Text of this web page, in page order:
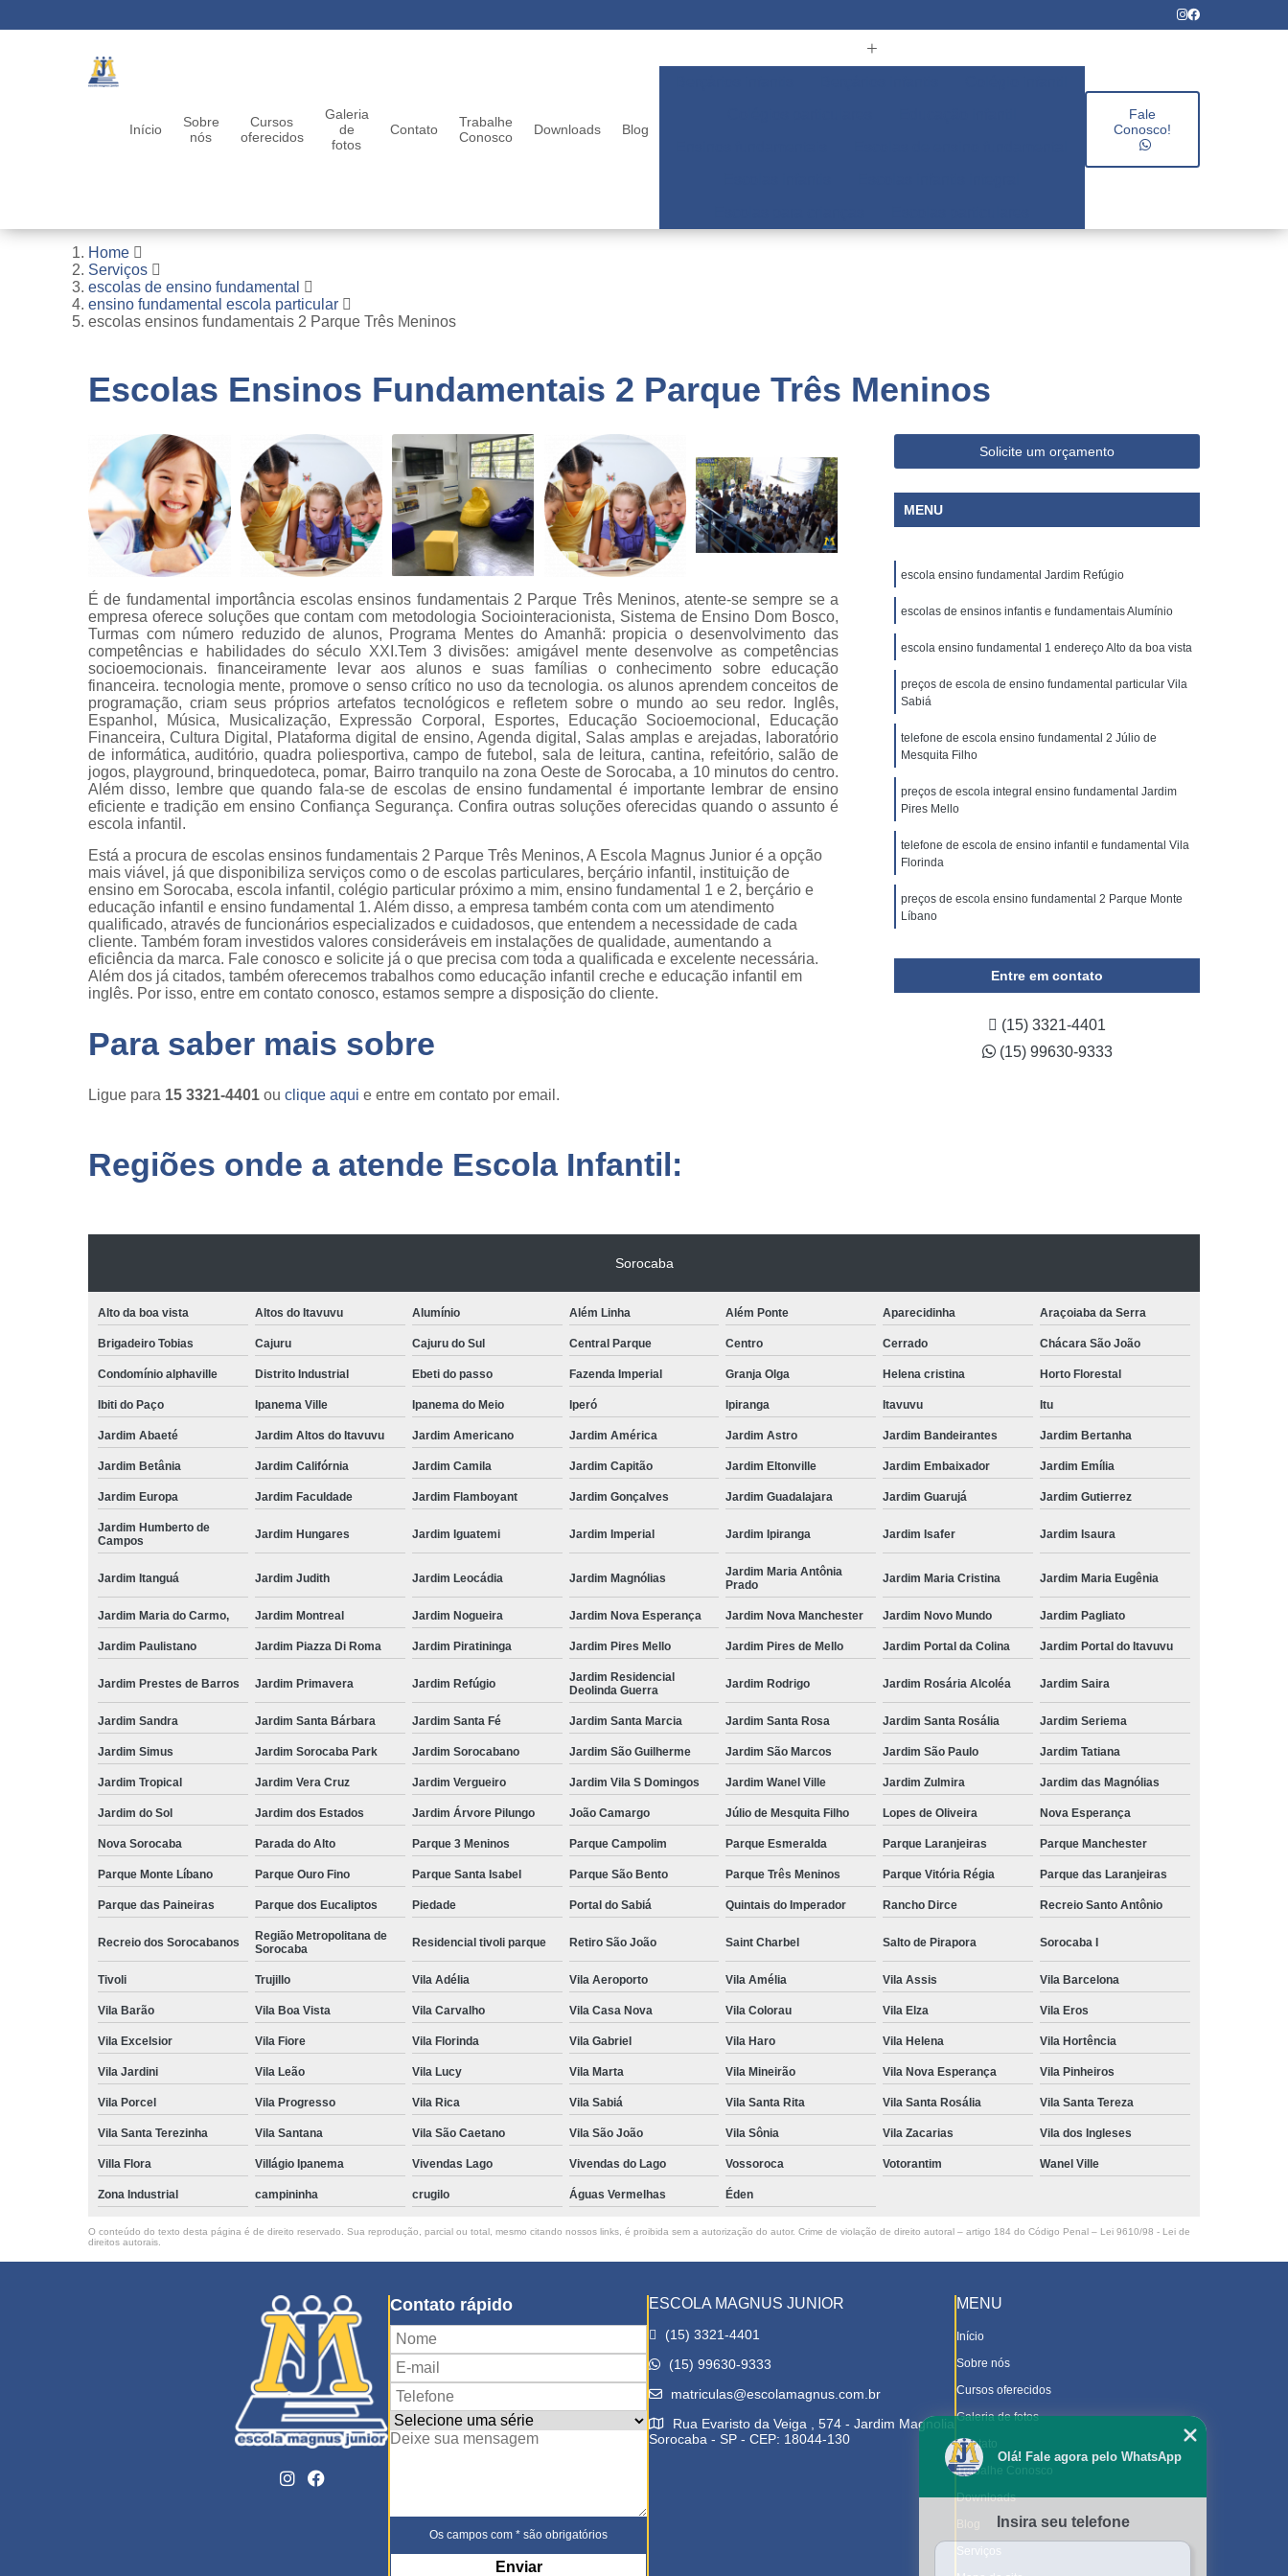
Início
Sobre
nós
Cursos
oferecidos
Galeria
de
fotos
Contato
Trabalhe
Conosco
Downloads Blog
Fale
Conosco!
Home
Serviços
escolas de ensino fundamental
ensino fundamental escola particular
escolas ensinos fundamentais 2 Parque Três Meninos
Escolas Ensinos Fundamentais 2 Parque Três Meninos
É de fundamental importância escolas ensinos fundamentais 2 Parque Três Meninos, atente-se sempre se a
empresa oferece soluções que contam com metodologia Sociointeracionista, Sistema de Ensino Dom Bosco,
Turmas com número reduzido de alunos, Programa Mentes do Amanhã: propicia o desenvolvimento das
competências e habilidades do século XXI.Tem 3 divisões: amigável mente desenvolve as competências
socioemocionais. financeiramente levar aos alunos e suas famílias o conhecimento sobre educação
financeira. tecnologia mente, promove o senso crítico no uso da tecnologia. os alunos aprendem conceitos de
programação, criam seus próprios artefatos tecnológicos e refletem sobre o mundo ao seu redor. Inglês,
Espanhol, Música, Musicalização, Expressão Corporal, Esportes, Educação Socioemocional, Educação
Financeira, Cultura Digital, Plataforma digital de ensino, Agenda digital, Salas amplas e arejadas, laboratório
de informática, auditório, quadra poliesportiva, campo de futebol, sala de leitura, cantina, refeitório, salão de
jogos, playground, brinquedoteca, pomar, Bairro tranquilo na zona Oeste de Sorocaba, a 10 minutos do centro.
Além disso, lembre que quando fala-se de escolas de ensino fundamental é importante lembrar de ensino
eficiente e tradição em ensino Confiança Segurança. Confira outras soluções oferecidas quando o assunto é
escola infantil.
Está a procura de escolas ensinos fundamentais 2 Parque Três Meninos, A Escola Magnus Junior é a opção
mais viável, já que disponibiliza serviços como o de escolas particulares, berçário infantil, instituição de
ensino em Sorocaba, escola infantil, colégio particular próximo a mim, ensino fundamental 1 e 2, berçário e
educação infantil e ensino fundamental 1. Além disso, a empresa também conta com um atendimento
qualificado, através de funcionários especializados e cuidadosos, que entendem a necessidade de cada
cliente. Também foram investidos valores consideráveis em instalações de qualidade, aumentando a
eficiência da marca. Fale conosco e solicite já o que precisa com toda a qualificada e excelente necessária.
Além dos já citados, também oferecemos trabalhos como educação infantil creche e educação infantil em
inglês. Por isso, entre em contato conosco, estamos sempre a disposição do cliente.
Para saber mais sobre
Ligue para 15 3321-4401 ou clique aqui e entre em contato por email.
Solicite um orçamento
MENU
escola ensino fundamental Jardim Refúgio
escolas de ensinos infantis e fundamentais Alumínio
escola ensino fundamental 1 endereço Alto da boa vista
preços de escola de ensino fundamental particular Vila
Sabiá
telefone de escola ensino fundamental 2 Júlio de
Mesquita Filho
preços de escola integral ensino fundamental Jardim
Pires Mello
telefone de escola de ensino infantil e fundamental Vila
Florinda
preços de escola ensino fundamental 2 Parque Monte
Líbano
Entre em contato
(15) 3321-4401
(15) 99630-9333
Regiões onde a atende Escola Infantil:
Sorocaba
Alto da boa vista Altos do Itavuvu Alumínio Além Linha Além Ponte Aparecidinha Araçoiaba da Serra
Brigadeiro Tobias Cajuru Cajuru do Sul Central Parque Centro Cerrado Chácara São João
Condomínio alphaville Distrito Industrial Ebeti do passo Fazenda Imperial Granja Olga Helena cristina Horto Florestal
Ibiti do Paço Ipanema Ville Ipanema do Meio Iperó Ipiranga Itavuvu Itu
Jardim Abaeté Jardim Altos do Itavuvu Jardim Americano Jardim América Jardim Astro Jardim Bandeirantes Jardim Bertanha
Jardim Betânia Jardim Califórnia Jardim Camila Jardim Capitão Jardim Eltonville Jardim Embaixador Jardim Emília
Jardim Europa Jardim Faculdade Jardim Flamboyant Jardim Gonçalves Jardim Guadalajara Jardim Guarujá Jardim Gutierrez
Jardim Humberto de
Campos
Jardim Hungares Jardim Iguatemi Jardim Imperial Jardim Ipiranga Jardim Isafer Jardim Isaura
Jardim Itanguá Jardim Judith Jardim Leocádia Jardim Magnólias
Jardim Maria Antônia
Prado
Jardim Maria Cristina Jardim Maria Eugênia
Jardim Maria do Carmo, Jardim Montreal Jardim Nogueira Jardim Nova Esperança Jardim Nova Manchester Jardim Novo Mundo Jardim Pagliato
Jardim Paulistano Jardim Piazza Di Roma Jardim Piratininga Jardim Pires Mello Jardim Pires de Mello Jardim Portal da Colina Jardim Portal do Itavuvu
Jardim Prestes de Barros Jardim Primavera Jardim Refúgio
Jardim Residencial
Deolinda Guerra
Jardim Rodrigo Jardim Rosária Alcoléa Jardim Saira
Jardim Sandra Jardim Santa Bárbara Jardim Santa Fé Jardim Santa Marcia Jardim Santa Rosa Jardim Santa Rosália Jardim Seriema
Jardim Simus Jardim Sorocaba Park Jardim Sorocabano Jardim São Guilherme Jardim São Marcos Jardim São Paulo Jardim Tatiana
Jardim Tropical Jardim Vera Cruz Jardim Vergueiro Jardim Vila S Domingos Jardim Wanel Ville Jardim Zulmira Jardim das Magnólias
Jardim do Sol Jardim dos Estados Jardim Árvore Pilungo João Camargo Júlio de Mesquita Filho Lopes de Oliveira Nova Esperança
Nova Sorocaba Parada do Alto Parque 3 Meninos Parque Campolim Parque Esmeralda Parque Laranjeiras Parque Manchester
Parque Monte Líbano Parque Ouro Fino Parque Santa Isabel Parque São Bento Parque Três Meninos Parque Vitória Régia Parque das Laranjeiras
Parque das Paineiras Parque dos Eucaliptos Piedade Portal do Sabiá Quintais do Imperador Rancho Dirce Recreio Santo Antônio
Recreio dos Sorocabanos
Região Metropolitana de
Sorocaba
Residencial tivoli parque Retiro São João Saint Charbel Salto de Pirapora Sorocaba I
Tivoli Trujillo Vila Adélia Vila Aeroporto Vila Amélia Vila Assis Vila Barcelona
Vila Barão Vila Boa Vista Vila Carvalho Vila Casa Nova Vila Colorau Vila Elza Vila Eros
Vila Excelsior Vila Fiore Vila Florinda Vila Gabriel Vila Haro Vila Helena Vila Hortência
Vila Jardini Vila Leão Vila Lucy Vila Marta Vila Mineirão Vila Nova Esperança Vila Pinheiros
Vila Porcel Vila Progresso Vila Rica Vila Sabiá Vila Santa Rita Vila Santa Rosália Vila Santa Tereza
Vila Santa Terezinha Vila Santana Vila São Caetano Vila São João Vila Sônia Vila Zacarias Vila dos Ingleses
Villa Flora Villágio Ipanema Vivendas Lago Vivendas do Lago Vossoroca Votorantim Wanel Ville
Zona Industrial campininha crugilo Águas Vermelhas Éden
O conteúdo do texto desta página é de direito reservado. Sua reprodução, parcial ou total, mesmo citando nossos links, é proibida sem a autorização do autor. Crime de violação de direito autoral – artigo 184 do Código Penal – Lei 9610/98 - Lei de
direitos autorais
Contato rápido
Os campos com * são obrigatórios
ESCOLA MAGNUS JUNIOR
(15) 3321-4401
(15) 99630-9333
matriculas@escolamagnus.com.br
Rua Evaristo da Veiga , 574 - Jardim Magnolia
Sorocaba - SP - CEP: 18044-130
MENU
Início
Sobre nós
Cursos oferecidos
Galeria de fotos
Contato
Trabalhe Conosco
Downloads
Blog
Serviços
Olá! Fale agora pelo WhatsApp
Insira seu telefone